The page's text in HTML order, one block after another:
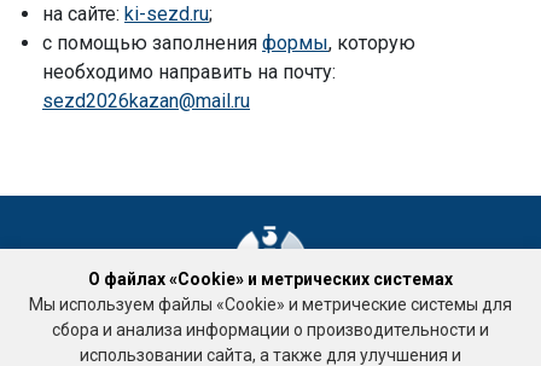
на сайте: ki-sezd.ru;
с помощью заполнения формы, которую
необходимо направить на почту:
sezd2026kazan@mail.ru
Ассоциация «Национальное объединение саморегулируемых
организаций кадастровых инженеров»
О файлах «Cookie» и метрических системах
Мы используем файлы «Cookie» и метрические системы для
сбора и анализа информации о производительности и
использовании сайта, а также для улучшения и